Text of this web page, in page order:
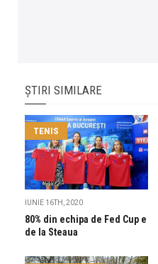
ȘTIRI SIMILARE
TENIS
IUNIE 16TH, 2020
80% din echipa de Fed Cup e
de la Steaua